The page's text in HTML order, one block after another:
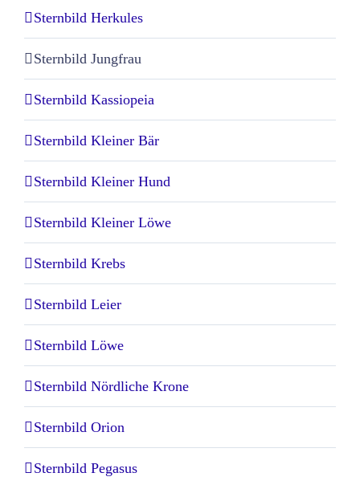
Sternbild Herkules
Sternbild Jungfrau
Sternbild Kassiopeia
Sternbild Kleiner Bär
Sternbild Kleiner Hund
Sternbild Kleiner Löwe
Sternbild Krebs
Sternbild Leier
Sternbild Löwe
Sternbild Nördliche Krone
Sternbild Orion
Sternbild Pegasus